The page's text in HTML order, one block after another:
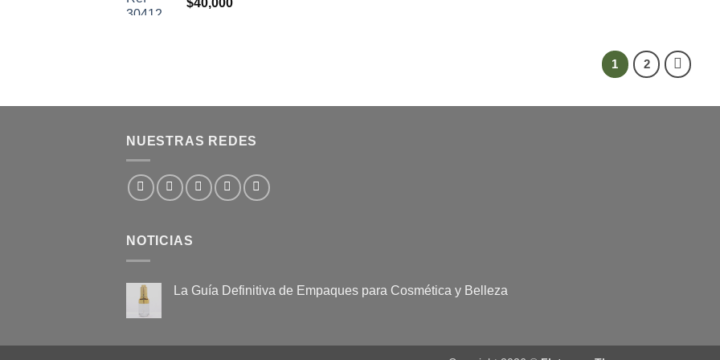
$40,000
1 2
NUESTRAS REDES
NOTICIAS
La Guía Definitiva de Empaques para Cosmética y Belleza
La